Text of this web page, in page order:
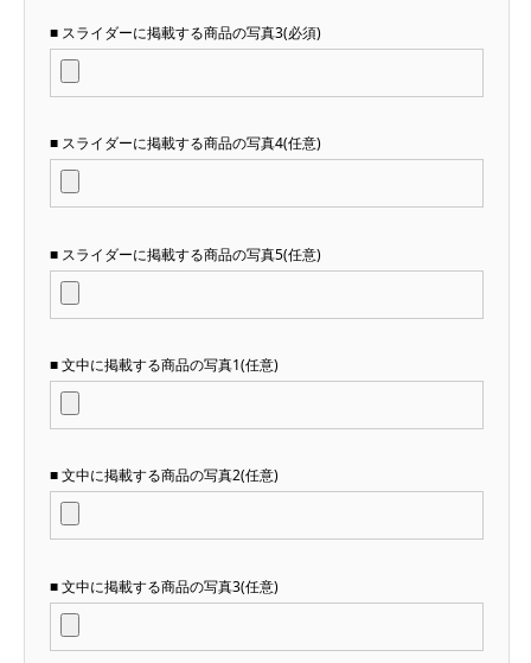
■ スライダーに掲載する商品の写真3(必須)
■ スライダーに掲載する商品の写真4(任意)
■ スライダーに掲載する商品の写真5(任意)
■ 文中に掲載する商品の写真1(任意)
■ 文中に掲載する商品の写真2(任意)
■ 文中に掲載する商品の写真3(任意)